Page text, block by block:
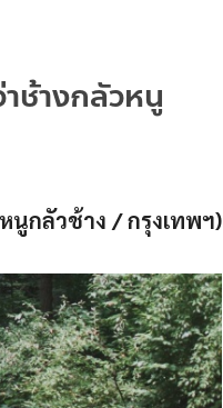
ช้างกลัวหนู
นูกลัวช้าง / กรุงเทพฯ)